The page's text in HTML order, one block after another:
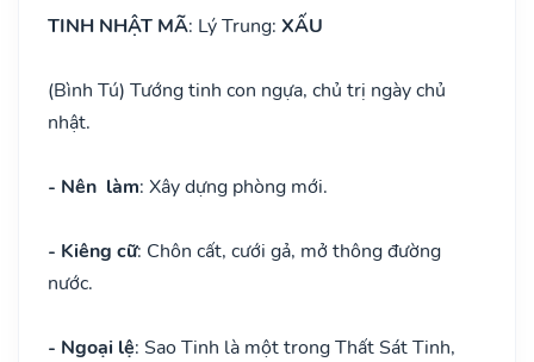
TINH NHẬT MÃ: Lý Trung: XẤU
(Bình Tú) Tướng tinh con ngựa, chủ trị ngày chủ
nhật.
- Nên làm: Xây dựng phòng mới.
- Kiêng cữ: Chôn cất, cưới gả, mở thông đường
nước.
- Ngoại lệ: Sao Tinh là một trong Thất Sát Tinh,